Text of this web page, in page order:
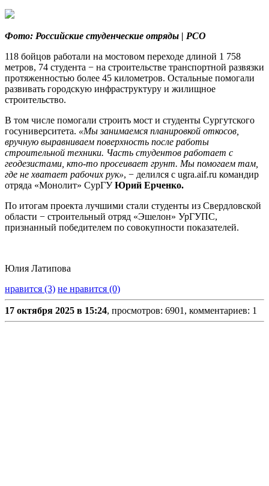
Фото: Российские студенческие отряды | РСО
118 бойцов работали на мостовом переходе длиной 1 758
метров, 74 студента − на строительстве транспортной развязки
протяженностью более 45 километров. Остальные помогали
развивать городскую инфраструктуру и жилищное
строительство.
В том числе помогали строить мост и студенты Сургутского
госуниверситета. «Мы занимаемся планировкой откосов,
вручную выравниваем поверхность после работы
строительной техники. Часть студентов работает с
геодезистами, кто-то просеивает грунт. Мы помогаем там,
где не хватает рабочих рук», − делился с ugra.aif.ru командир
отряда «Монолит» СурГУЮрий Ерченко.
По итогам проекта лучшими стали студенты из Свердловской
области − строительный отряд «Эшелон» УрГУПС,
признанный победителем по совокупности показателей.
Юлия Латипова
нравится (3) не нравится (0)
17 октября 2025 в 15:24, просмотров: 6901, комментариев: 1